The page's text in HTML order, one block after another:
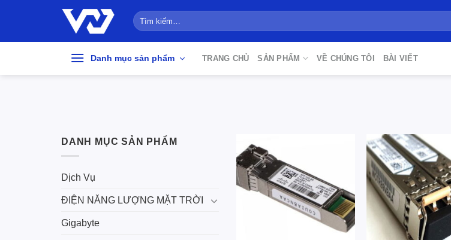
Tìm
kiếm:
Danh mục sản phẩm TRANG CHỦ SẢN PHẨM VỀ CHÚNG TÔI BÀI VIẾT
DANH MỤC SẢN PHẨM
Dịch Vụ
ĐIỆN NĂNG LƯỢNG MẶT TRỜI
Gigabyte